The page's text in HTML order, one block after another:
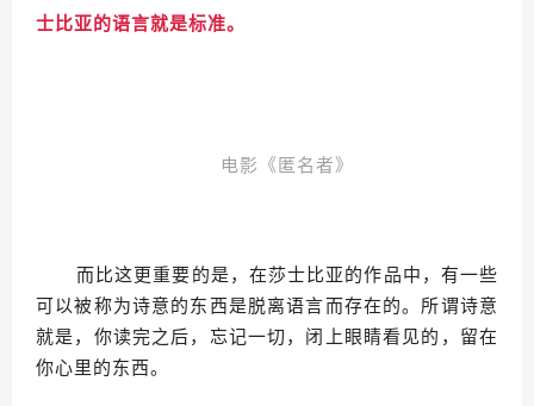
士比亚的语言就是标准。
电影《匿名者》
而比这更重要的是，在莎士比亚的作品中，有一些
可以被称为诗意的东西是脱离语言而存在的。所谓诗意
就是，你读完之后，忘记一切，闭上眼睛看见的，留在
你心里的东西。